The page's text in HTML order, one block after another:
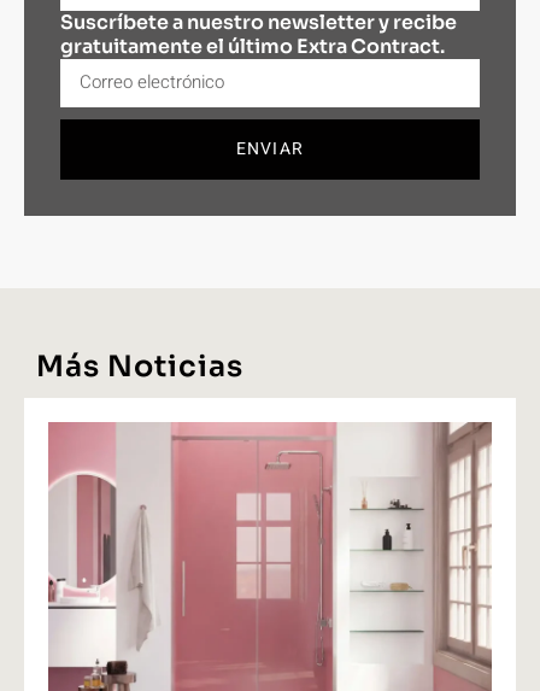
Suscríbete a nuestro newsletter y recibe
gratuitamente el último Extra Contract.
ENVIAR
Más Noticias